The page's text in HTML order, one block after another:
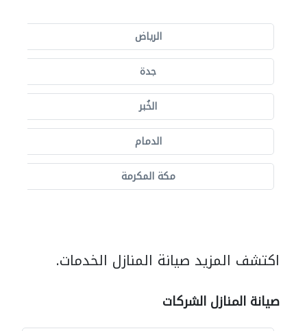
الرياض
جدة
الخُبر
الدمام
مكة المكرمة
اكتشف المزيد صيانة المنازل الخدمات.
صيانة المنازل الشركات